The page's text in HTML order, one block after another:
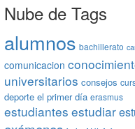
Nube de Tags
alumnos bachillerato
comunicacion
universitarios consejos
deporte el primer día erasmus
estudiantes estudiar